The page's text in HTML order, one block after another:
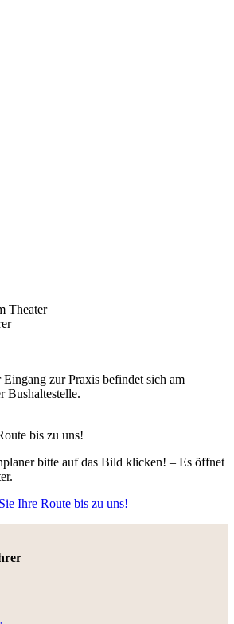
Theater
zur Praxis befindet sich am
Bushaltestelle.
bis zu uns!
bitte auf das Bild klicken! – Es öffnet